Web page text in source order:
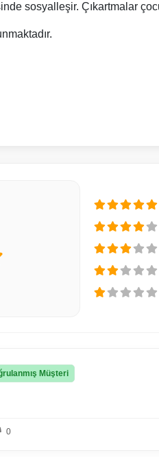
sosyalleşir. Çıkartmalar
Müşteri
0